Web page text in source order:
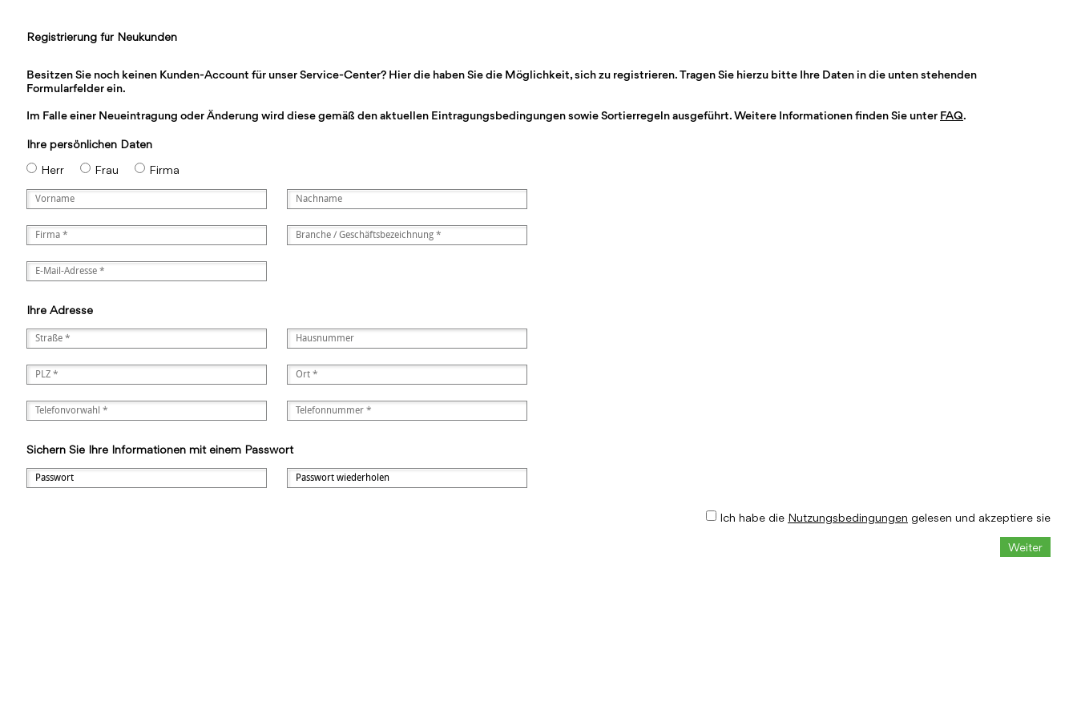
Registrierung für Neukunden
Besitzen Sie noch keinen Kunden-Account für unser Service-Center? Hier die haben Sie die Möglichkeit, sich zu registrieren. Tragen Sie hierzu bitte Ihre Daten in die unten stehenden
Formularfelder ein.
Im Falle einer Neueintragung oder Änderung wird diese gemäß den aktuellen Eintragungsbedingungen sowie Sortierregeln ausgeführt. Weitere Informationen finden Sie unter FAQ.
Ihre persönlichen Daten
Herr
Frau Firma
Ihre Adresse
Sichern Sie Ihre Informationen mit einem Passwort
Ich habe die Nutzungsbedingungen gelesen und akzeptiere sie